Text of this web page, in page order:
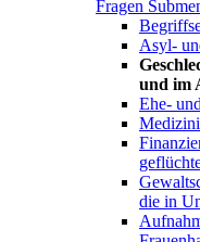
Fragen
Asyl-
und im
Ehe-
die in